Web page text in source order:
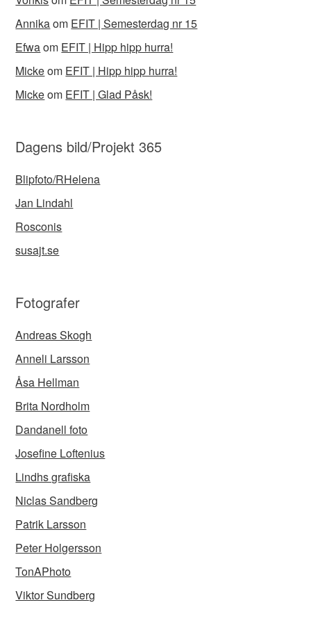
Annikaom EFIT | Semesterdag nr 15
Efwaom EFIT | Hipp hipp hurra!
Mickeom EFIT | Hipp hipp hurra!
Mickeom EFIT | Glad Påsk!
Dagens bild/Projekt 365
Blipfoto/RHelena
Jan Lindahl
Rosconis
susajt.se
Fotografer
Andreas Skogh
Anneli Larsson
Åsa Hellman
Brita Nordholm
Dandanell foto
Josefine Loftenius
Lindhs grafiska
Niclas Sandberg
Patrik Larsson
Peter Holgersson
TonAPhoto
Viktor Sundberg